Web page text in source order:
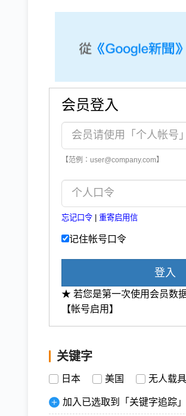
会员登入
【范例：user@company.com】
忘记口令 重寄启用信
记住帐号口令
登入
★ 若您是第一次使用会员数
【帐号启用】
关键字
日本 美国 无人载具
加入已选取到「关键字追踪」